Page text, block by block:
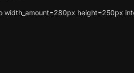
width_amount=280px height=250px